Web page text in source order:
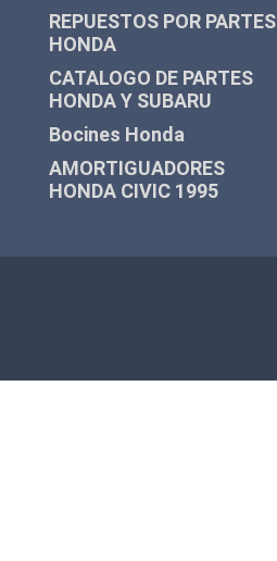
REPUESTOS POR PARTES
HONDA
CATALOGO DE PARTES
HONDA Y SUBARU
Bocines Honda
AMORTIGUADORES
HONDA CIVIC 1995